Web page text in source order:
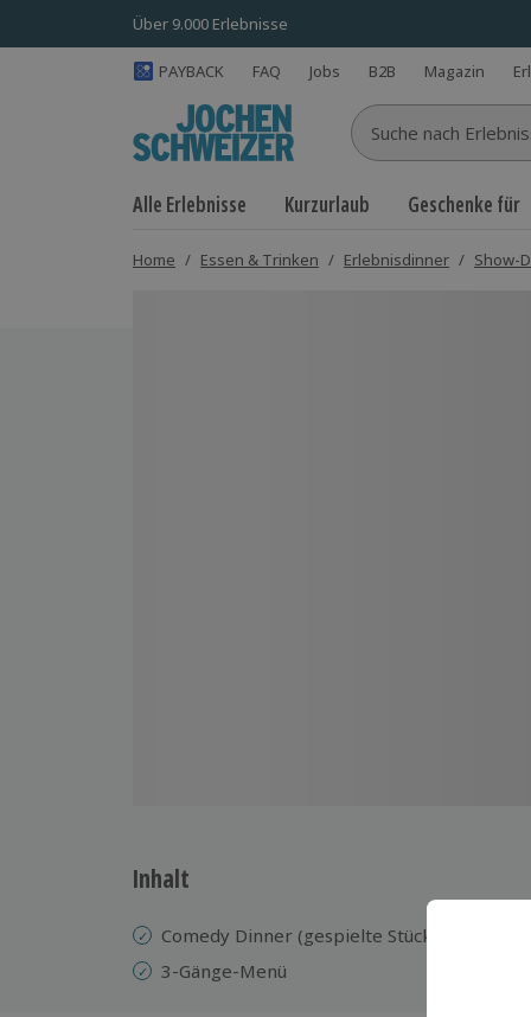
Über 9.000 Erlebnisse
PAYBACK FAQ Jobs B2B Magazin
Suche nach
Alle Erlebnisse Kurzurlaub Geschenke für
Home / Essen & Trinken / Erlebnisdinner / Show-
Inhalt
Comedy Dinner (gespielte Stücke variieren)
3-Gänge-Menü